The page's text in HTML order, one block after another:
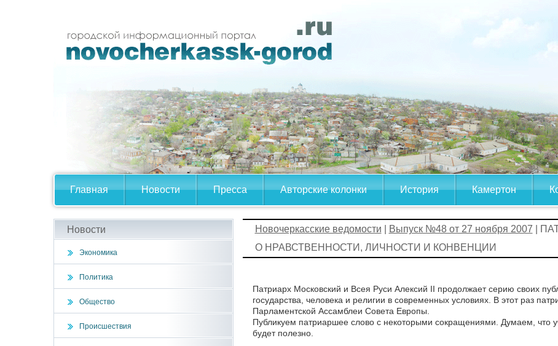
Главная Новости Пресса Авторские колонки История Камертон
Новости
Экономика
Политика
Общество
Происшествия
Новочеркасские ведомости Выпуск №48 от 27 ноября 2007 |
О НРАВСТВЕННОСТИ, ЛИЧНОСТИ И КОНВЕНЦИИ
Патриарх Московский и Всея Руси Алексий II продолжает серию своих
государства, человека и религии в современных условиях. В этот раз
Парламентской Ассамблеи Совета Европы.
Публикуем патриаршее слово с некоторыми сокращениями. Думаем, что
будет полезно.